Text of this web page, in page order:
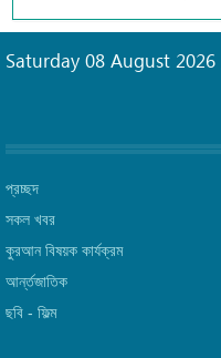
Saturday 08 August 2026
প্রচ্ছদ
সকল খবর
কুরআন বিষয়ক কার্যক্রম
আর্ন্তজাতিক
ছবি‎ - ফিল্ম